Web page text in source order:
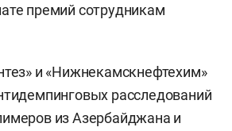
премий сотрудникам
и «Нижнекамскнефтехим»
расследований
из Азербайджана и